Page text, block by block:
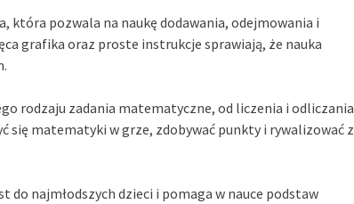
która pozwala na naukę dodawania, odejmowania i
grafika oraz proste instrukcje sprawiają, że nauka
rodzaju zadania matematyczne, od liczenia i odliczania
się matematyki w grze, zdobywać punkty i rywalizować z
do najmłodszych dzieci i pomaga w nauce podstaw